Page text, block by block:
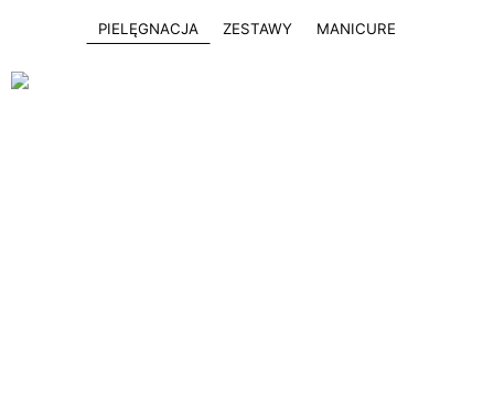
PIELĘGNACJA ZESTAWY MANICURE